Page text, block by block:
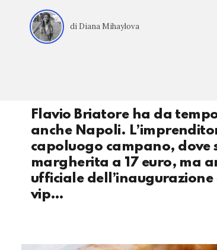
di Diana Mihaylova
Flavio Briatore ha da
anche Napoli.
capoluogo campano, dove
margherita a 17 euro, ma
ufficiale
vip…